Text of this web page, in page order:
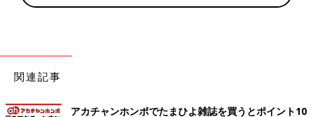
関連記事
アカチャンホンポでたまひよ雑誌を買うとポイント10